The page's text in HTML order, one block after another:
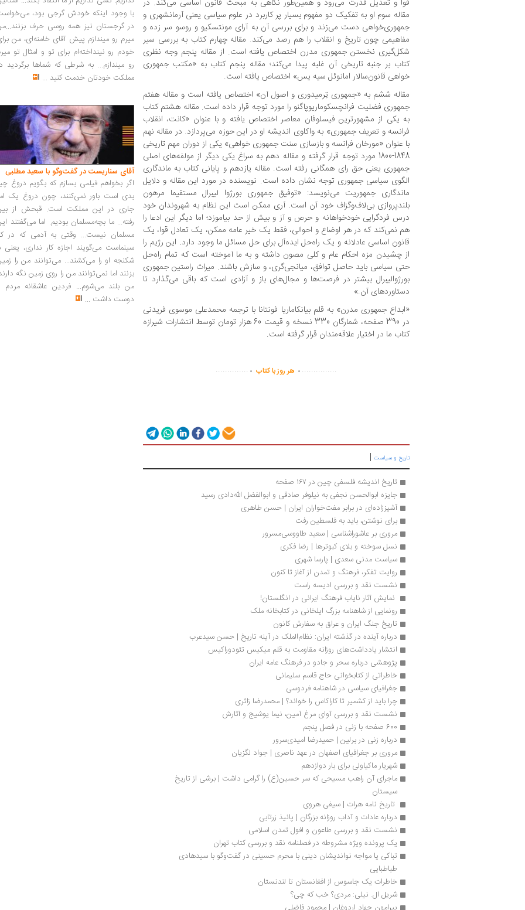
قوا و تعدیل قدرت می‌رود و همین‌طور نگاهی به مبحث قانون اساسی می‌کند. در
مقاله سوم او به تفکیک دو مفهوم بسیار پر کاربرد در علوم سیاسی یعنی آرمانشهری و
جمهوری‌خواهی دست می‌زند و برای بررسی آن به آرای مونتسکیو و روسو سر زده و
مفاهیمی چون تاریخ و انقلاب را هم رصد می‌کند. مقاله چهارم کتاب به بررسی سیر
شکل‌گیری نخستن جمهوری مدرن اختصاص یافته است. از مقاله پنجم وجه نظری
کتاب بر جنبه تاریخی آن غلبه پیدا می‌کند؛ مقاله پنجم کتاب به «مکتب جمهوری
خواهی قانون‌سالار امانوئل سیه یس» اختصاص یافته است.
مقاله ششم به «جمهوری تِرمیدوری و اصول آن» اختصاص یافته است و مقاله هفتم
جمهوری فضلیت فرانچسکوماریوپاگنو را مورد توجه قرار داده است. مقاله هشتم کتاب
به یکی از مشهورترین فیسلوفان معاصر اختصاص یافته و با عنوان «کانت، انقلاب
فرانسه و تعریف جمهوری» به واکاوی اندیشه او در این حوزه می‌پردازد. در مقاله نهم
با عنوان «مورخان فرانسه و بازسازی سنت جمهوری خواهی» یکی از دوران مهم تاریخی
1848-1800 مورد توجه قرار گرفته و مقاله دهم به سراغ یکی دیگر از مولفه‌های اصلی
جمهوری یعنی حق رای همگانی رفته است. مقاله یازدهم و پایانی کتاب به ماندگاری
الگوی سیاسی جمهوری توجه نشان داده است. نویسنده در مورد این مقاله و دلایل
ماندگاری جمهوریت می‌نویسد: «توفیق جمهوری بورژوا لیبرال مستقیما مرهون
بلندپروازی بی‌لاف‌وگزاف خود آن است. آری ممکن است این نظام به شهروندان خود
درس فردگرایی خودخواهانه و حرص و آز و بیش از حد بیاموزد؛ اما دیگر این ادعا را
هم نمی‌کند که در هر اوضاع و احوالی، فقط یک خیر عامه ممکن، یک تعادل قوا، یک
قانون اساسی عادلانه و یک راه‌حل ایده‌آل برای حل مسائل ما وجود دارد. این رژیم را
از چشیدن مزه احکام عام و کلی مصون داشته و به ما آموخته است که تمام راه‌حل‌
حتی سیاسی باید حاصل توافق، میانجی‌گری، و سازش باشند. میراث راستین جمهوری
بورژوالیبرال بیشتر در فرصت‌ها و مجال‌های باز و آزادی است که باقی می‌گذارد تا
دستاوردهای آن.»
«ابداع جمهوری مدرن» به قلم بیانکاماریا فونتانا با ترجمه محمدعلی موسوی فریدنی
در 390 صفحه، شمارگان 330 نسخه و قیمت 60 هزار تومان توسط انتشارات شیرازه
کتاب ما در اختیار علاقه‌مندان قرار گرفته است.
...............
. هر روز با کتاب .
..............
تاریخ و سیاست |
تاریخ اندیشه فلسفی چین در ۱۶۷ صفحه
جایزه ابوالحسن نجفی به نیلوفر صادقی و ابوالفضل الله‌دادی رسید
آشپز‌زاده‌‌ای در برابر مفت‌خواران ايران | حسن طاهری
برای نوشتن، باید به فلسطین رفت
مروری بر عاشوراشناسی | سعید طاووسی‌مسرور
نسل سوخته و بلای کبوترها | رضا فکری
سیاست مدنی سعدی | پارسا شهری
روایت تفکر، فرهنگ و تمدن از آغاز تا کنون
نشست نقد و بررسی ادیسه راست
نمایش آثار نایاب فرهنگ ایرانی در انگلستان!
رونمایی از شاهنامه بزرگ ایلخانی در کتابخانه ملک
تاریخ جنگ ایران و عراق به سفارش کانون
درباره آینده در گذشته ایران: نظام‌الملک در آینه تاریخ | حسن سیدعرب
انتشار یادداشت‌های روزانه مقاومت به قلم میکیس تئودوراکیس
پژوهشی درباره سحر و جادو در فرهنگ عامه ایران
خاطراتی از کتابخوانی حاج قاسم سلیمانی
جغرافیای سیاسی در شاهنامه فردوسی
چرا بايد از کشمیر تا کاراکاس را خواند؟ | محمدرضا زائری
نشست نقد و بررسی آوای مرغ آمین، نیما یوشیج و آثارش
600 صفحه با زنی در فصل پنجم
درباره زنی در برلین | حمیدرضا امیدی‌سرور
مروری بر جغرافیای اصفهان در عهد ناصری | جواد لگزیان
شهریار ماکیاولی برای بار دوازدهم
سیستان
تاریخ ‌نامه هرات | سیفی هروی
درباره عادات و آداب روزانه بزرگان | پانیذ زرتابی
نشست نقد و بررسی طاعون و افول تمدن اسلامی
یک پرونده ویژه مشروطه در فصلنامه نقد و بررسی کتاب تهران
طباطبایی
خاطرات یک جاسوس از افغانستان تا لندنستان
شریل ال. نیلی: مردی؟ خب که چی؟
با وجود اینکه خودش گرجی بود،
در گرجستان نیز همه روسی حرف
میرم رو میندازم پیش آقای خامنه‌ای، من
خودم رو نینداخته‌ام برای تو و امثال تو
رو میندازم... به شرطی که شماها برگردید
مملکت خودتان خدمت کنید ...
آقای سناریست در گفت‌وگو با سعید مطلبی
اگر بخواهم فیلمی بسازم که بگویم دروغ
بدی است باور نمی‌کنند، چون دروغ یک
جاری در این مملکت است. قبحش از
رفته... ما بچه‌مسلمان بودیم. اما می‌گفتند
مسلمان نیست... وقتی به آدمی که در
سینماست می‌گویند اجازه کار نداری، یعنی
شکنجه او را می‌کشند... می‌توانند من را
بزنند اما نمی‌توانند من را روی زمین نگه
من بلند می‌شوم... فردین عاشقانه مردم
دوست داشت ...